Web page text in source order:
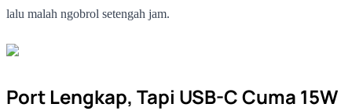
lalu malah ngobrol setengah jam.
Port Lengkap, Tapi USB-C Cuma 15W